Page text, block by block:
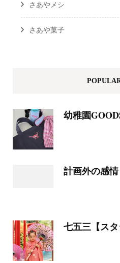
さあやメシ
さあや菓子
幼稚園
計画外の感情
七五三【スタ